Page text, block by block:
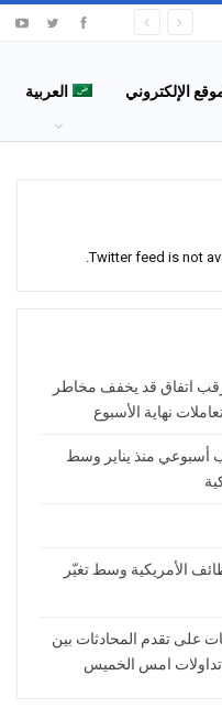
الإلكتروني العربية
Twitter feed is not
اتفاق قد يخفف مخاطر
نهاية الأسبوع
أسبوعي منذ يناير وسط
الأمريكية وسط تغيّر
على تقدم المحادثات بين
امس الخميس